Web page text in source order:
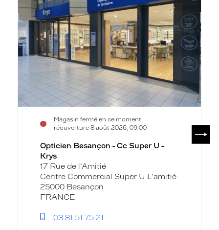
Cc
Super
U
-
Krys
Magasin fermé en ce moment,
réouverture 8 août 2026, 09:00
Opticien Besançon - Cc Super U -
Krys
17 Rue de l'Amitié
Centre Commercial Super U L'amitié
25000 Besançon
FRANCE
03 81 51 75 21